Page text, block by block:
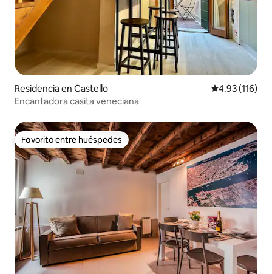
Residencia en Castello Calificación
4.93 (116)
Encantadora casita veneciana
Favorito entre huéspedes
Favorito entre huéspedes